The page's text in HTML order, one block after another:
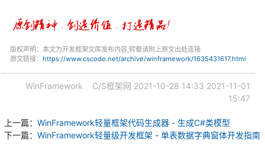
版权声明：本文为开发框架文库发布内容,转载请附上原文出处连接
原文链接： https://www.cscode.net/archive/winframework/1635431617.html
WinFramework C/S框架网 2021-10-28 14:33 2021-11-01
15:47
上一篇： WinFramework轻量框架代码生成器 - 生成C#类模型
下一篇： WinFramework轻量级开发框架 - 单表数据字典窗体开发指南